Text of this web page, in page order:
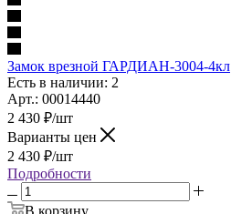
Замок врезной ГАРДИАН-3004-4кл
Есть в наличии: 2
Арт.: 00014440
2 430 ₽/шт
Варианты цен
2 430 ₽/шт
Подробности
В корзину